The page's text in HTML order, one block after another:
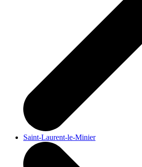
Saint-Laurent-le-Minier